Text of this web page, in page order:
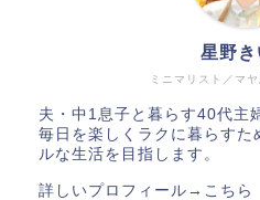
ミニマリスト／マ
星野き
夫・中1息子と暮らす40代主
毎日を楽しくラクに暮らす
ルな生活を目指します。
詳しいプロフィール→ こちら